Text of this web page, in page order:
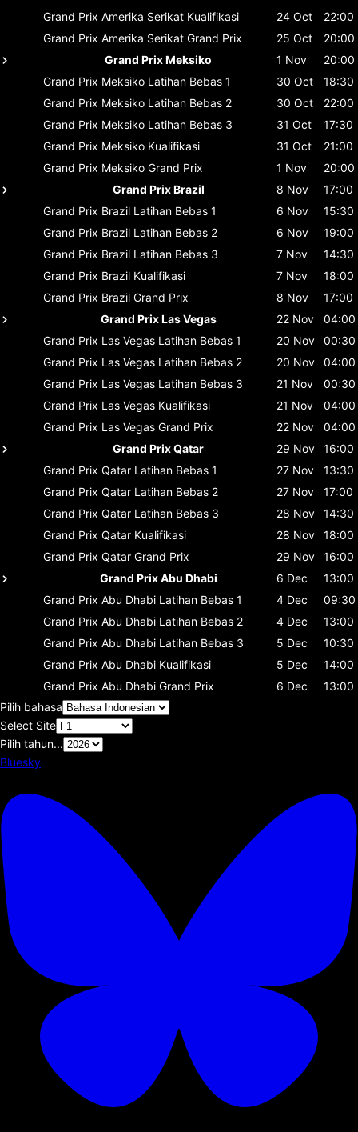
Grand Prix Amerika Serikat Kualifikasi 24 Oct
22:00
Grand Prix Amerika Serikat Grand Prix 25 Oct
20:00
Grand Prix Meksiko
1 Nov
20:00
Grand Prix Meksiko Latihan Bebas 1 30 Oct
18:30
Grand Prix Meksiko Latihan Bebas 2 30 Oct
22:00
Grand Prix Meksiko Latihan Bebas 3 31 Oct
17:30
Grand Prix Meksiko Kualifikasi 31 Oct
21:00
Grand Prix Meksiko Grand Prix 1 Nov
20:00
Grand Prix Brazil
8 Nov
17:00
Grand Prix Brazil Latihan Bebas 1 6 Nov
15:30
Grand Prix Brazil Latihan Bebas 2 6 Nov
19:00
Grand Prix Brazil Latihan Bebas 3 7 Nov
14:30
Grand Prix Brazil Kualifikasi 7 Nov
18:00
Grand Prix Brazil Grand Prix 8 Nov
17:00
Grand Prix Las Vegas
22 Nov
04:00
Grand Prix Las Vegas Latihan Bebas 1 20 Nov
00:30
Grand Prix Las Vegas Latihan Bebas 2 20 Nov
04:00
Grand Prix Las Vegas Latihan Bebas 3 21 Nov
00:30
Grand Prix Las Vegas Kualifikasi 21 Nov
04:00
Grand Prix Las Vegas Grand Prix 22 Nov
04:00
Grand Prix Qatar
29 Nov
16:00
Grand Prix Qatar Latihan Bebas 1 27 Nov
13:30
Grand Prix Qatar Latihan Bebas 2 27 Nov
17:00
Grand Prix Qatar Latihan Bebas 3 28 Nov
14:30
Grand Prix Qatar Kualifikasi 28 Nov
18:00
Grand Prix Qatar Grand Prix 29 Nov
16:00
Grand Prix Abu Dhabi
6 Dec
13:00
Grand Prix Abu Dhabi Latihan Bebas 1 4 Dec
09:30
Grand Prix Abu Dhabi Latihan Bebas 2 4 Dec
13:00
Grand Prix Abu Dhabi Latihan Bebas 3 5 Dec
10:30
Grand Prix Abu Dhabi Kualifikasi 5 Dec
14:00
Grand Prix Abu Dhabi Grand Prix 6 Dec
13:00
Pilih bahasa
Select Site
Pilih tahun...
Bluesky